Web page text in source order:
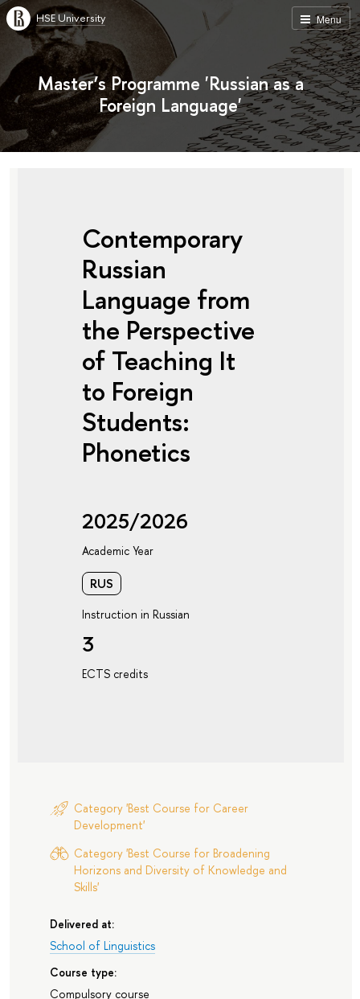
Menu
HSE University
Master’s Programme 'Russian as a
Foreign Language'
Contemporary
Russian
Language from
the Perspective
of Teaching It
to Foreign
Students:
Phonetics
2025/2026
Academic Year
RUS
Instruction in Russian
3
ECTS credits
Category 'Best Course for Career
Development'
Category 'Best Course for Broadening
Horizons and Diversity of Knowledge and
Skills'
Delivered at:
School of Linguistics
Course type:
Compulsory course